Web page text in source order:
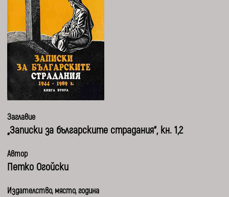
Заглавие
„Записки за българските страдания“, кн. 1,2
Автор
Петко Огойски
Издателство, място, година